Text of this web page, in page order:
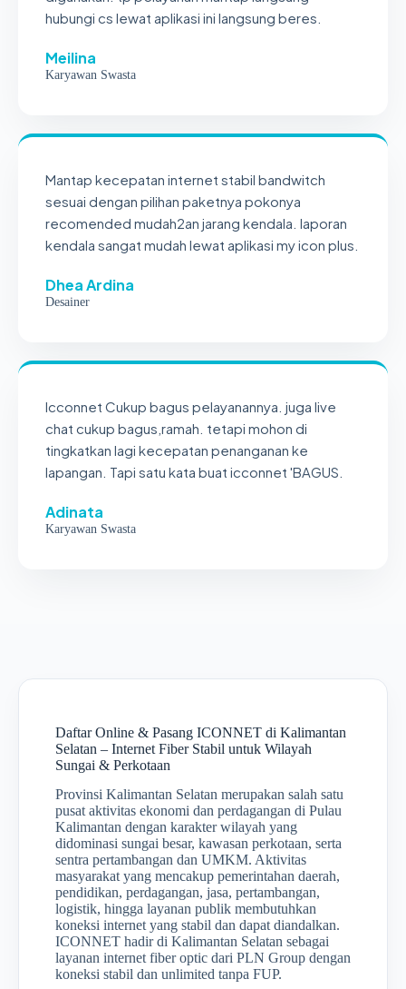
hubungi cs lewat aplikasi ini langsung beres.
Meilina
Karyawan Swasta
Mantap kecepatan internet stabil bandwitch
sesuai dengan pilihan paketnya pokonya
recomended mudah2an jarang kendala. laporan
kendala sangat mudah lewat aplikasi my icon plus.
Dhea Ardina
Desainer
Icconnet Cukup bagus pelayanannya. juga live
chat cukup bagus,ramah. tetapi mohon di
tingkatkan lagi kecepatan penanganan ke
lapangan. Tapi satu kata buat icconnet 'BAGUS.
Adinata
Karyawan Swasta
Daftar Online & Pasang ICONNET di Kalimantan
Selatan – Internet Fiber Stabil untuk Wilayah
Sungai & Perkotaan
Provinsi Kalimantan Selatan merupakan salah satu
pusat aktivitas ekonomi dan perdagangan di Pulau
Kalimantan dengan karakter wilayah yang
didominasi sungai besar, kawasan perkotaan, serta
sentra pertambangan dan UMKM. Aktivitas
masyarakat yang mencakup pemerintahan daerah,
pendidikan, perdagangan, jasa, pertambangan,
logistik, hingga layanan publik membutuhkan
koneksi internet yang stabil dan dapat diandalkan.
ICONNET hadir di Kalimantan Selatan sebagai
layanan internet fiber optic dari PLN Group dengan
koneksi stabil dan unlimited tanpa FUP.